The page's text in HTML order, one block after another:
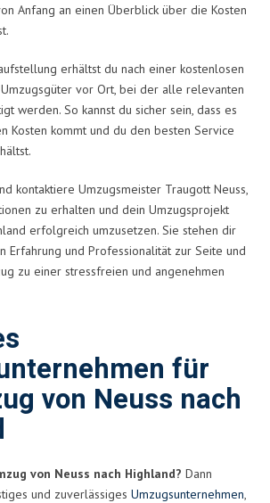
Anfang an einen Überblick über die Kosten
erhältst du nach einer kostenlosen
vor Ort, bei der alle relevanten
werden. So kannst du sicher sein, dass es
Kosten kommt und du den besten Service
kontaktiere Umzugsmeister Traugott Neuss,
zu erhalten und dein Umzugsprojekt
erfolgreich umzusetzen. Sie stehen dir
Erfahrung und Professionalität zur Seite und
zu einer stressfreien und angenehmen
für
von Neuss nach
von Neuss nach Highland? Dann
und zuverlässiges Umzugsunternehmen,